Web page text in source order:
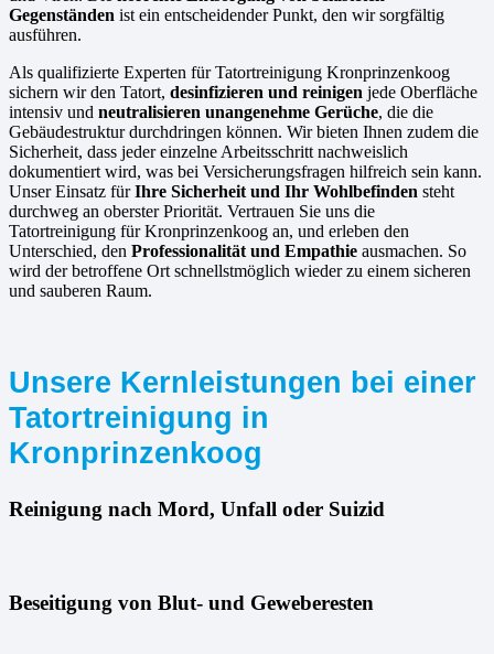
Gegenständen ist ein entscheidender Punkt, den wir sorgfältig
ausführen.
Als qualifizierte Experten für Tatortreinigung Kronprinzenkoog
sichern wir den Tatort, desinfizieren und reinigen jede Oberfläche
intensiv und neutralisieren unangenehme Gerüche, die die
Gebäudestruktur durchdringen können. Wir bieten Ihnen zudem die
Sicherheit, dass jeder einzelne Arbeitsschritt nachweislich
dokumentiert wird, was bei Versicherungsfragen hilfreich sein kann.
Unser Einsatz fürIhre Sicherheit und Ihr Wohlbefinden steht
durchweg an oberster Priorität. Vertrauen Sie uns die
Tatortreinigung für Kronprinzenkoog an, und erleben den
Unterschied, den Professionalität und Empathie ausmachen. So
wird der betroffene Ort schnellstmöglich wieder zu einem sicheren
und sauberen Raum.
Unsere Kernleistungen bei einer
Tatortreinigung in
Kronprinzenkoog
Reinigung nach Mord, Unfall oder Suizid
Beseitigung von Blut- und Geweberesten